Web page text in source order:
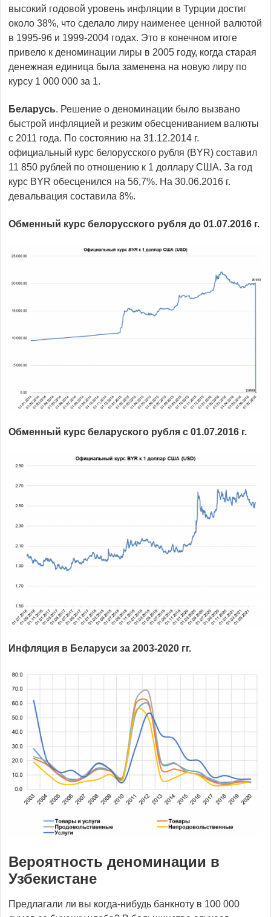
высокий годовой уровень инфляции в Турции достиг
около 38%, что сделало лиру наименее ценной валютой
в 1995-96 и 1999-2004 годах. Это в конечном итоге
привело к деноминации лиры в 2005 году, когда старая
денежная единица была заменена на новую лиру по
курсу 1 000 000 за 1.
Беларусь. Решение о деноминации было вызвано
быстрой инфляцией и резким обесцениванием валюты
с 2011 года. По состоянию на 31.12.2014 г.
официальный курс белорусского рубля (BYR) составил
11 850 рублей по отношению к 1 доллару США. За год
курс BYR обесценился на 56,7%. На 30.06.2016 г.
девальвация составила 8%.
Обменный курс белорусского рубля до 01.07.2016 г.
Обменный курс беларуского рубля с 01.07.2016 г.
Инфляция в Беларуси за 2003-2020 гг.
Вероятность деноминации в
Узбекистане
Предлагали ли вы когда-нибудь банкноту в 100 000